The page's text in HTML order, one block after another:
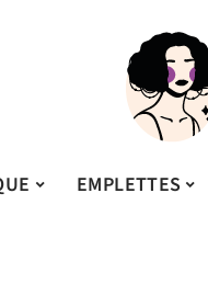
EMPLETTES